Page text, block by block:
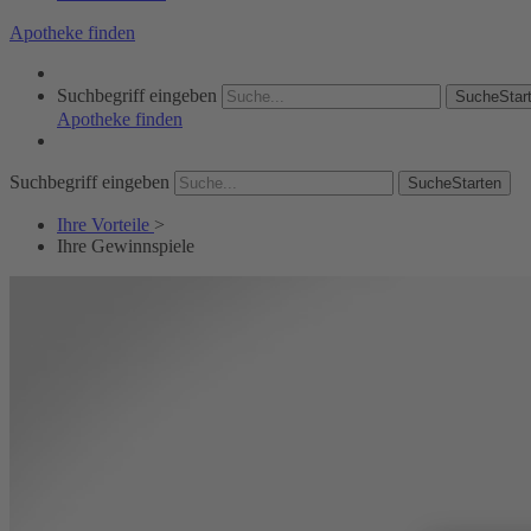
Apotheke finden
Suchbegriff eingeben
Apotheke finden
Suchbegriff eingeben SucheStarten
Ihre Vorteile >
Ihre Gewinnspiele